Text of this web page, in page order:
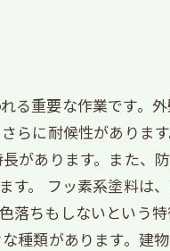
重要な作業です。
らに耐候性がありま
があります。また、
。 フッ素系塗料は
ちもしないという
種類があります。建